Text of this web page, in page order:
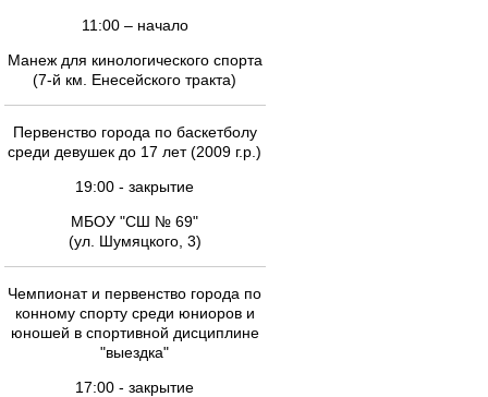
11:00 – начало
Манеж для кинологического спорта
(7-й км. Енесейского тракта)
Первенство города по баскетболу
среди девушек до 17 лет (2009 г.р.)
19:00 - закрытие
МБОУ "СШ № 69"
(ул. Шумяцкого, 3)
Чемпионат и первенство города по
конному спорту среди юниоров и
юношей в спортивной дисциплине
"выездка"
17:00 - закрытие